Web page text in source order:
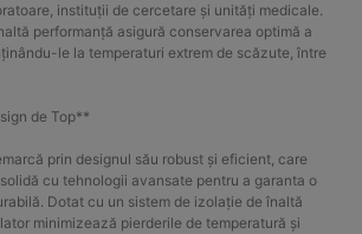
instituții de cercetare și unități medicale.
performanță asigură conservarea optimă a
le la temperaturi extrem de scăzute, între
de Top**
prin designul său robust și eficient, care
cu tehnologii avansate pentru a garanta o
Dotat cu un sistem de izolație de înaltă
minimizează pierderile de temperatură și